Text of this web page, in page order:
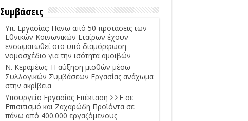
Συμβάσεις
Υπ. Εργασίας: Πάνω από 50 προτάσεις των
Εθνικών Κοινωνικών Εταίρων έχουν
ενσωματωθεί στο υπό διαμόρφωση
νομοσχέδιο για την ισότητα αμοιβών
Ν. Κεραμέως: Η αύξηση μισθών μέσω
Συλλογικών Συμβάσεων Εργασίας ανάχωμα
στην ακρίβεια
Υπουργείο Εργασίας Επέκταση ΣΣΕ σε
Επισιτισμό και Ζαχαρώδη Προϊόντα σε
πάνω από 400.000 εργαζόμενους